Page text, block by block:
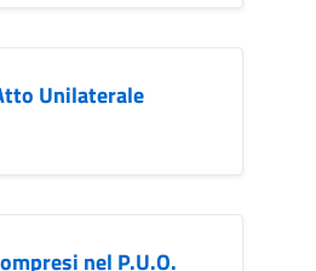
Unilaterale
nel P.U.O.